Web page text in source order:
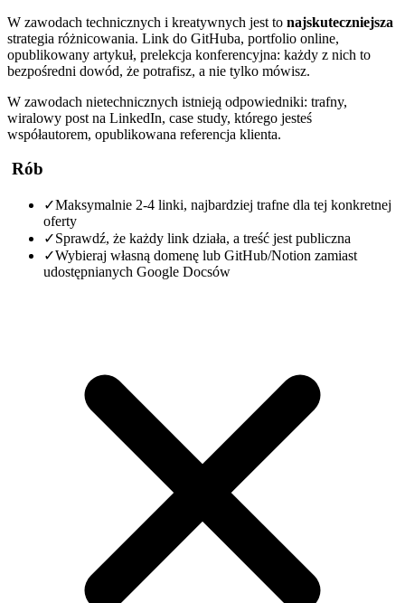
W zawodach technicznych i kreatywnych jest to najskuteczniejsza
strategia różnicowania. Link do GitHuba, portfolio online,
opublikowany artykuł, prelekcja konferencyjna: każdy z nich to
bezpośredni dowód, że potrafisz, a nie tylko mówisz.
W zawodach nietechnicznych istnieją odpowiedniki: trafny,
wiralowy post na LinkedIn, case study, którego jesteś
współautorem, opublikowana referencja klienta.
Rób
✓Maksymalnie 2-4 linki, najbardziej trafne dla tej konkretnej
oferty
✓Sprawdź, że każdy link działa, a treść jest publiczna
✓Wybieraj własną domenę lub GitHub/Notion zamiast
udostępnianych Google Docsów